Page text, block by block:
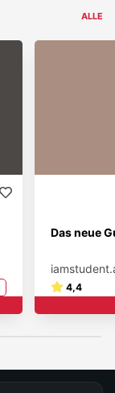
ALLE
Das neue
4,4